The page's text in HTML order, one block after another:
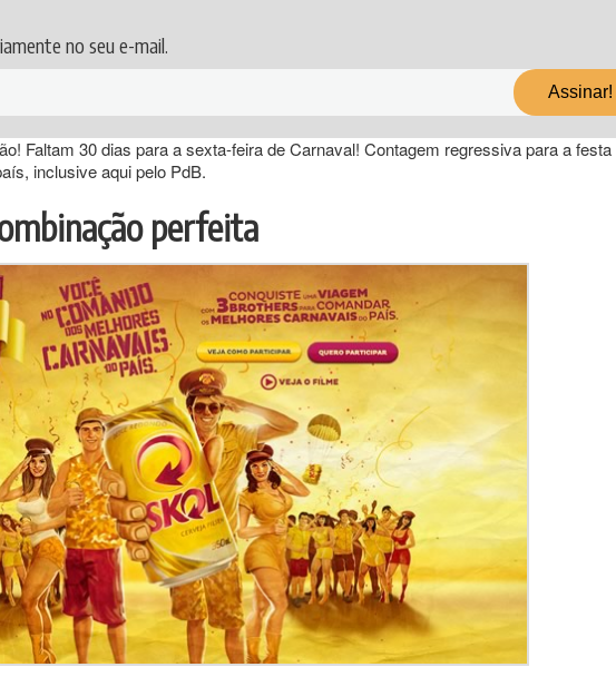
no seu e-mail.
Faltam 30 dias para a sexta-feira de Carnaval! Contagem regressiva para a
inclusive aqui pelo PdB.
perfeita